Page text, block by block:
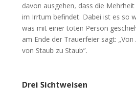
davon ausgehen, dass die
im Irrtum befindet. Dabei ist es so
was mit einer toten Person
am Ende der Trauerfeier sagt: „Von
von Staub zu Staub“.
Drei Sichtweisen